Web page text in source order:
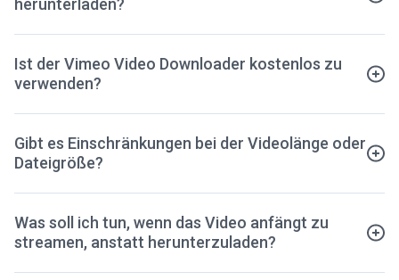
Ist der Vimeo Video Downloader kostenlos zu
verwenden?
Gibt es Einschränkungen bei der Videolänge oder
Dateigröße?
Was soll ich tun, wenn das Video anfängt zu
streamen, anstatt herunterzuladen?